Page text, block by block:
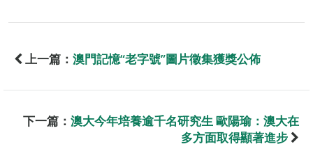
上一篇： 澳門記憶“老字號”圖片徵集獲獎公佈
下一篇： 澳大今年培養逾千名研究生 歐陽瑜：澳大在
多方面取得顯著進步